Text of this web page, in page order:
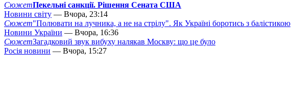
СюжетПекельні санкції. Рішення Сената США
Новини світу — Вчора, 23:14
Сюжет"Полювати на лучника, а не на стрілу". Як Україні боротись з балістикою
Новини України — Вчора, 16:36
СюжетЗагадковий звук вибуху налякав Москву: що це було
Росія новини — Вчора, 15:27